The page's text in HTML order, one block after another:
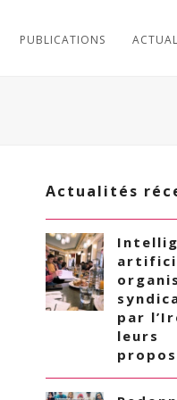
PUBLICATIONS
Actualités
par
leurs